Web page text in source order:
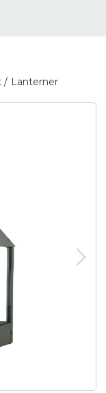
vores katalog af
og åbne
/ Lanterner